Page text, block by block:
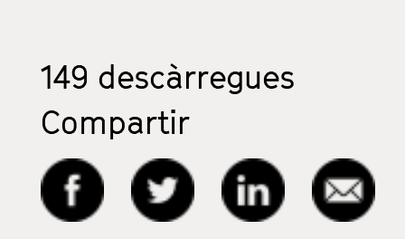
149 descàrregues
Compartir